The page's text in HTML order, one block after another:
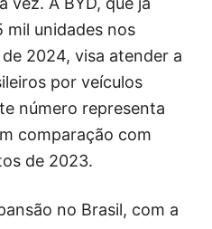
mil unidades nos
2024, visa atender a
por veículos
número representa
comparação com
de 2023.
no Brasil, com a